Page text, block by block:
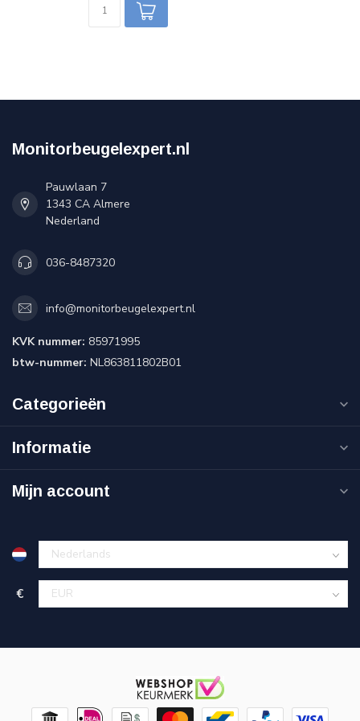
Monitorbeugelexpert.nl
Pauwlaan 7
1343 CA Almere
Nederland
036-8487320
info@monitorbeugelexpert.nl
KVK nummer: 85971995
btw-nummer: NL863811802B01
Categorieën
Informatie
Mijn account
€